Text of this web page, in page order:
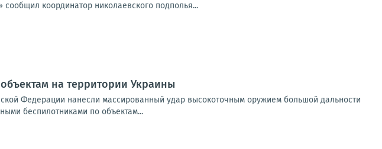
координатор николаевского подполья...
на территории Украины
Федерации нанесли массированный удар высокоточным оружием большой дальности
беспилотниками по объектам...